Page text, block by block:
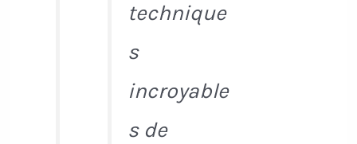
technique
s
incroyable
s de